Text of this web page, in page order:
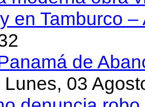
en Tamburco
de
Lunes, 03